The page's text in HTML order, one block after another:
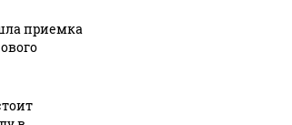
приемка